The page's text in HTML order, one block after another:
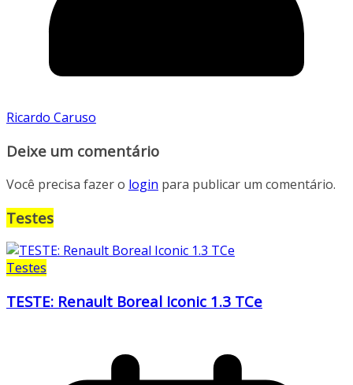
Ricardo Caruso
Deixe um comentário
Você precisa fazer o login para publicar um comentário.
Testes
Testes
TESTE: Renault Boreal Iconic 1.3 TCe